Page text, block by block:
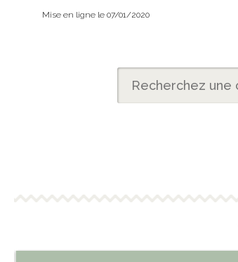
Mise en ligne le 07/01/2020